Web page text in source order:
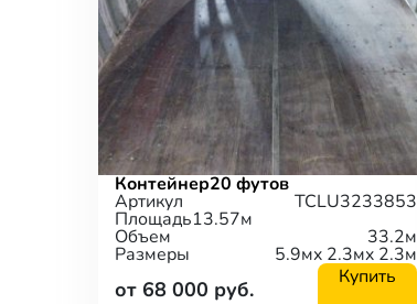
Контейнер20 футов
Артикул TCLU3233853
Площадь13.57м
Объем 33.2м
Размеры 5.9мx 2.3мx 2.3м
от 68 000 руб. Купить